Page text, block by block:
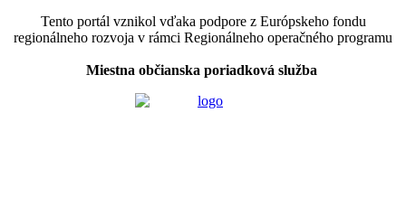
Tento portál vznikol vďaka podpore z Európskeho fondu
regionálneho rozvoja v rámci Regionálneho operačného programu
Miestna občianska poriadková služba